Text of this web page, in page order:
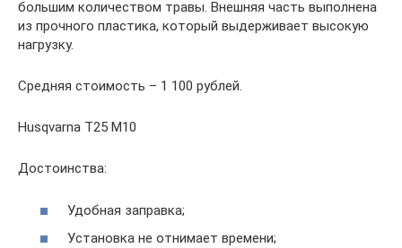
большим количеством травы. Внешняя часть выполнена
из прочного пластика, который выдерживает высокую
нагрузку.
Средняя стоимость – 1 100 рублей.
Husqvarna T25 M10
Достоинства:
Удобная заправка;
Установка не отнимает времени;